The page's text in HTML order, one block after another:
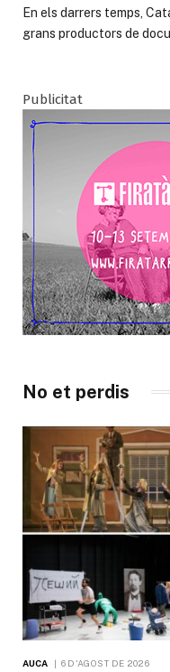
En els darrers temps,
grans productors de
Publicitat
No et perdis
AUCA 6 D'AGOST DE 2026